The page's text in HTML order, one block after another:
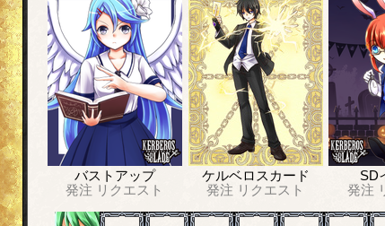
バストアップ
発注 リクエスト
ケルベロスカード
発注 リクエスト
SD
発注